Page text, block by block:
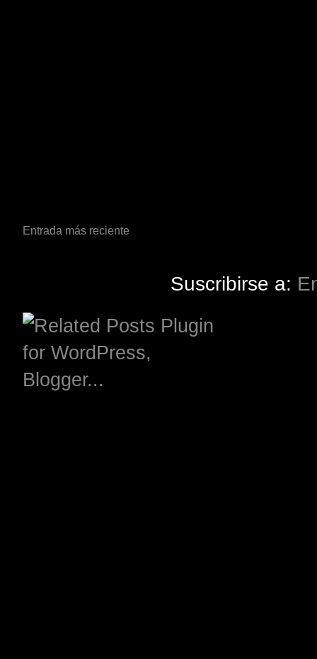
Entrada más reciente
Suscribirse a: